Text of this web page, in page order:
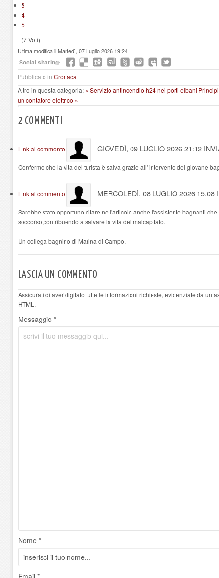
3
4
5
(7 Voti)
Ultima modifica il Martedì, 07 Luglio 2026 19:24
Social sharing:
Pubblicato in Cronaca
Altro in questa categoria: « Servizio antincendio h24 nei porti elbani
un contatore elettrico »
2 COMMENTI
Link al commento GIOVEDÌ, 09 LUGLIO 2026 21:12
Confermo che la vita del turista è salva grazie all' intervento del giovane
Link al commento MERCOLEDÌ, 08 LUGLIO 2026 15:08
Sarebbe stato opportuno citare nell'articolo anche l'assistente bagnanti
soccorso,contribuendo a salvare la vita del malcapitato.
Un collega bagnino di Marina di Campo.
LASCIA UN COMMENTO
Assicurati di aver digitato tutte le informazioni richieste, evidenziate da un
HTML.
Messaggio *
Nome *
Email *